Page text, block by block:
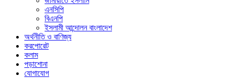
এনসিপি
বিএনপি
ইসলামী আন্দোলন বাংলাদেশ
অর্থনীতি ও বাণিজ্য
করপোরেট
কলাম
পড়াশোনা
যোগাযোগ